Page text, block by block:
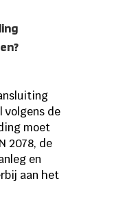
volgens de
moet
2078, de
en
aan het